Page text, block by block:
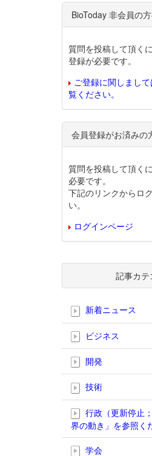
BioToday 非会員の
質問を投稿して頂く
登録が必要です。
ご登録に関しまし
覧ください。
会員登録がお済みの
質問を投稿して頂く
必要です。
下記のリンクからロ
い。
ログインページ
記事カテ
新着ニュース
ビジネス
開発
技術
行政（更新停止
界の動き」を参照く
学会